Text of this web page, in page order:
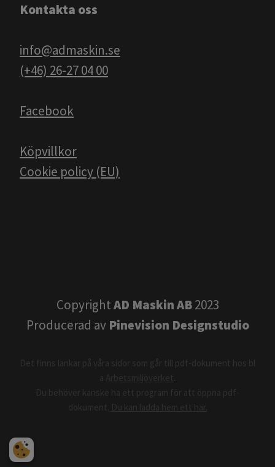
Kontakta oss
info@admaskin.se
(+46) 26-27 04 00
Facebook
Köpvillkor
Cookie policy (EU)
CopyrightAD Maskin AB2023
Producerad av Pinevision Designstudio
Det finns länkar på våra sidor som går till pdf-dokument hos bl
a
Arbetsmiljöverket
​​​​​​​Du behöver kanske ha ett program för att öppna pdf-
dokument.
Du kan ladda hem ett här.